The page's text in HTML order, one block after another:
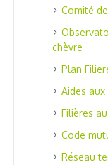
Comité
chèvre
Plan
Aides
Filières
Code
Réseau